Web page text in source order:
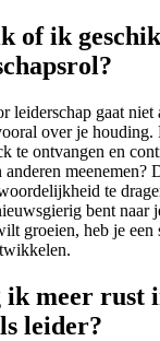
of ik
leiderschap gaat niet
over je houding.
te ontvangen en
meenemen?
te
bent naar
groeien, heb je een
ik meer rust
leider?